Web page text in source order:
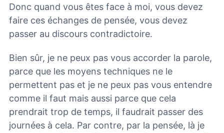
Donc quand vous êtes face à moi, vous devez
faire ces échanges de pensée, vous devez
passer au discours contradictoire.
Bien sûr, je ne peux pas vous accorder la parole,
parce que les moyens techniques ne le
permettent pas et je ne peux pas vous entendre
comme il faut mais aussi parce que cela
prendrait trop de temps, il faudrait passer des
journées à cela. Par contre, par la pensée, là je